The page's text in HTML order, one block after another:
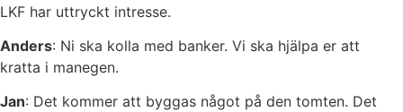
LKF har uttryckt intresse.
Anders: Ni ska kolla med banker. Vi ska hjälpa er att
kratta i manegen.
Jan: Det kommer att byggas något på den tomten. Det